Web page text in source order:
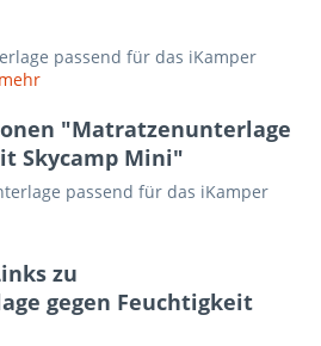
passend für das iKamper
mehr
"Matratzenunterlage
Skycamp Mini"
passend für das iKamper
zu
gegen Feuchtigkeit